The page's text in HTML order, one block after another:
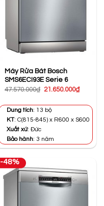
Máy Rửa Bát Bosch
SMS6ECI93E Serie 6
47.570.000₫ Giá
47.570.000₫.
21.650.000₫Giá
Dung tích: 13 bộ
KT: C(815-845) x R600 x S600
Xuất xứ: Đức
Bảo hành: 3 năm
-48%